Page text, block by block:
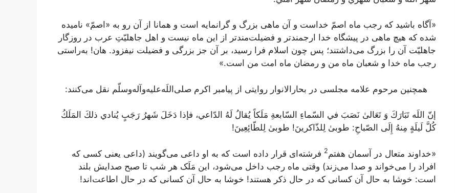
«آگاه باشید که رجب ماه اصمّ‌ خداست و آن ماهى بزرگ و گرانمايه است و همانا از آن رو به «اصمّ‌» ناميده
شده كه هيچ ماهى در پيشگاه خدا ارجمندتر و فضيلت‌مندتر از اين ماه نيست و اهل جاهليّتِ عرب در روزگار
جاهليّت آن را بزرگ مى‌داشتند؛ پس چون اسلام فرا رسيد، بر آن جز بزرگى و فضيلت نيفزود. هان! به‌راستى
رجب ماه خدا و شعبان ماه من و رمضان ماه امت من است.»
همچنین مرحوم علامه مجلسی در بحارالانوار روایتی از پیامبر اکرم صلی‌اللَه‌علیه‌و‌آله‌وسلّم نقل می‌کنند:
إنّ اللَه تَبَارَكَ وَ تَعَالىٰ نَصَبَ في السّماءِ السّابعةِ مَلَكاً يُقالُ لَهُ الدّاعي، فإذا دَخَلَ شَهرُ رَجَبٍ يُنادي ذلكَ المَلَكُ
كُلَّ لَيلَةٍ مِنهُ إِلَى الصّباحِ: طوبىٰ لِلذّاكرينَ! طوبىٰ لِلطّائِعِينَ!
«خداوند متعال در آسمان هفتم 2 فرشته‌ای قرار داده است که به او داعى مى‌گویند (داعی یعنى کسى که
افراد را مى‌خواند و صدا مى‌زند) وقتی ماه رجب داخل مى‌شود، این مَلَک هر شب تا صبح صدایش بلند
است: خوشا به حال آن کسانى که در حال ذکر هستند! خوشا به حال آن کسانى که در حال اطاعت‌اند!